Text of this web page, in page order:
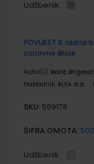
Udžbenik
POVIJEST 8;
osnovne škole
Autor(i): Barić
Nakladnik: ALFA d.d.
SKU: 569178
ŠIFRA OMOTA:
Udžbenik